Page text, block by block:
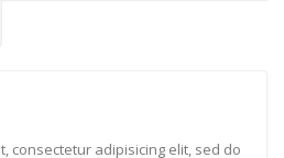
consectetur adipisicing elit, sed do